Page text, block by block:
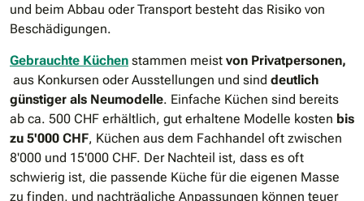
und beim Abbau oder Transport besteht das Risiko von
Beschädigungen.
Gebrauchte Küchen stammen meist von Privatpersonen,
aus Konkursen oder Ausstellungen und sind deutlich
günstiger als Neumodelle. Einfache Küchen sind bereits
ab ca. 500 CHF erhältlich, gut erhaltene Modelle kosten bis
zu 5'000 CHF, Küchen aus dem Fachhandel oft zwischen
8'000 und 15'000 CHF. Der Nachteil ist, dass es oft
schwierig ist, die passende Küche für die eigenen Masse
zu finden, und nachträgliche Anpassungen können teuer